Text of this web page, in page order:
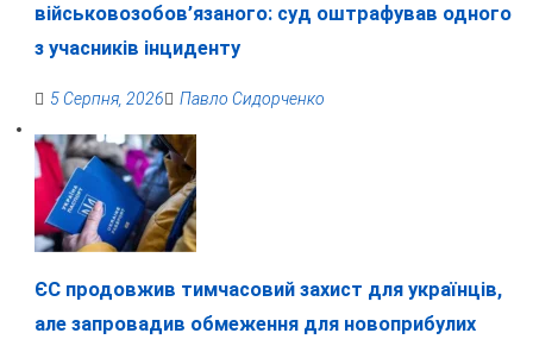
військовозобов’язаного: суд оштрафував одного
з учасників інциденту
5 Серпня, 2026 Павло Сидорченко
ЄС продовжив тимчасовий захист для українців,
але запровадив обмеження для новоприбулих